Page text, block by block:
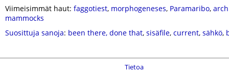
Viimeisimmät haut: faggotiest, morphogeneses, Paramaribo,
mammocks
Suosittuja sanoja: been there, done that, sisäfile, current, sähkö,
Tietoa